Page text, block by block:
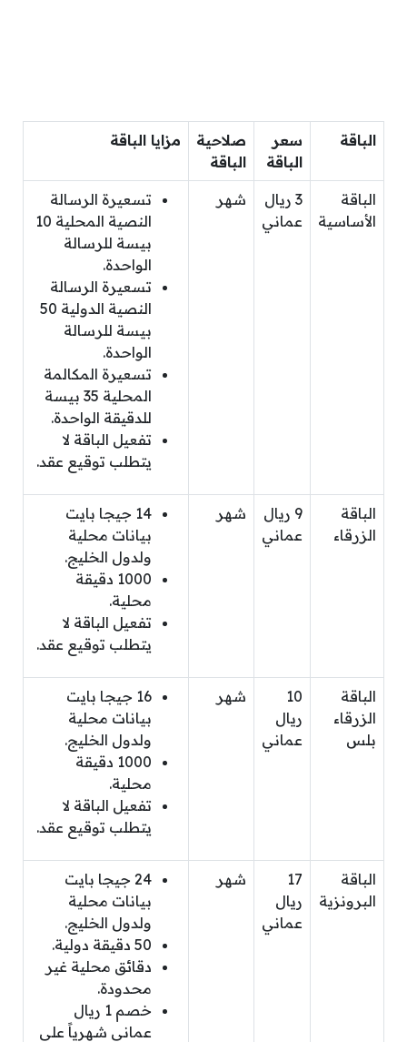
الباقة
سعر
الباقة
صلاحية
الباقة
مزايا الباقة
الباقة
الأساسية
3 ريال
عماني
شهر
تسعيرة الرسالة
النصية المحلية 10
بيسة للرسالة
الواحدة.
تسعيرة الرسالة
النصية الدولية 50
بيسة للرسالة
الواحدة.
تسعيرة المكالمة
المحلية 35 بيسة
للدقيقة الواحدة.
تفعيل الباقة لا
يتطلب توقيع عقد.
الباقة
الزرقاء
9 ريال
عماني
شهر
14 جيجا بايت
بيانات محلية
ولدول الخليج.
1000 دقيقة
محلية.
تفعيل الباقة لا
يتطلب توقيع عقد.
الباقة
الزرقاء
بلس
10
ريال
عماني
شهر
16 جيجا بايت
بيانات محلية
ولدول الخليج.
1000 دقيقة
محلية.
تفعيل الباقة لا
يتطلب توقيع عقد.
الباقة
البرونزية
17
ريال
عماني
شهر
24 جيجا بايت
بيانات محلية
ولدول الخليج.
50 دقيقة دولية.
دقائق محلية غير
محدودة.
خصم 1 ريال
عماني شهرياً على